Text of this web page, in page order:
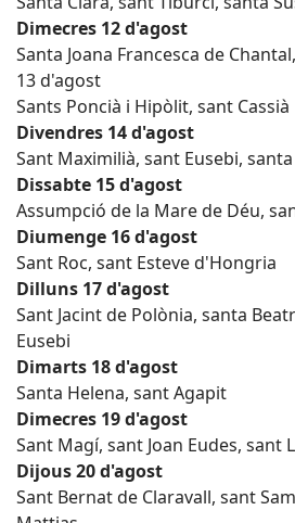
Dimecres 12 d'agost
Santa Joana Francesca de
13 d'agost
Sants Poncià i Hipòlit, sant Cassià
Divendres 14 d'agost
Sant Maximilià, sant Eusebi,
Dissabte 15 d'agost
Assumpció de la Mare de Déu,
Diumenge 16 d'agost
Sant Roc, sant Esteve d'Hongria
Dilluns 17 d'agost
Sant Jacint de Polònia, santa
Eusebi
Dimarts 18 d'agost
Santa Helena, sant Agapit
Dimecres 19 d'agost
Sant Magí, sant Joan Eudes, sant
Dijous 20 d'agost
Sant Bernat de Claravall, sant